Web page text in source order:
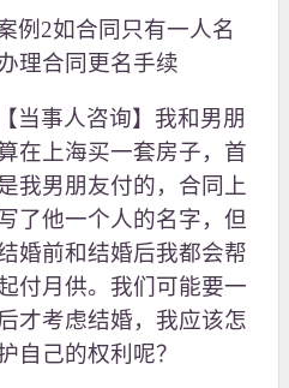
例2如合同只有一人名
理合同更名手续
【当事人咨询】我和男朋
在上海买一套房子，首
我男朋友付的，合同上
了他一个人的名字，但
婚前和结婚后我都会帮
付月供。我们可能要一
才考虑结婚，我应该怎
自己的权利呢？